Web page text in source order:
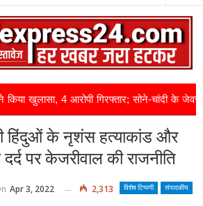
आरोपी गिरफ्तार; सोने-चांदी के जेवर बरामद
हिंदुओं के नृशंस हत्याकांड और
पर केजरीवाल की राजनीति
विशेष टिप्पणी संपादकीय
Apr 3, 2022 2,313